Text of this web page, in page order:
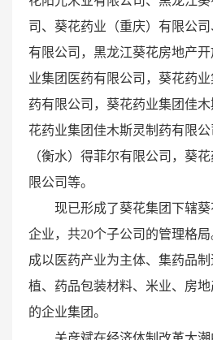
司、葵花药业（重庆）有限公司
有限公司，黑龙江葵花房地产
业集团医药有限公司，葵花药
药有限公司，葵花药业集团佳
花药业集团佳木斯灵制药有限
（衡水）得菲尔有限公司，葵
限公司等。
现已形成了葵花集团下辖
企业，共20个子公司的管理格
成以医药产业为主体、集药品
植、药品包装材料、米业、房
的企业集团。